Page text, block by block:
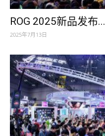
ROG 2025新品发布...
2025年7月13日